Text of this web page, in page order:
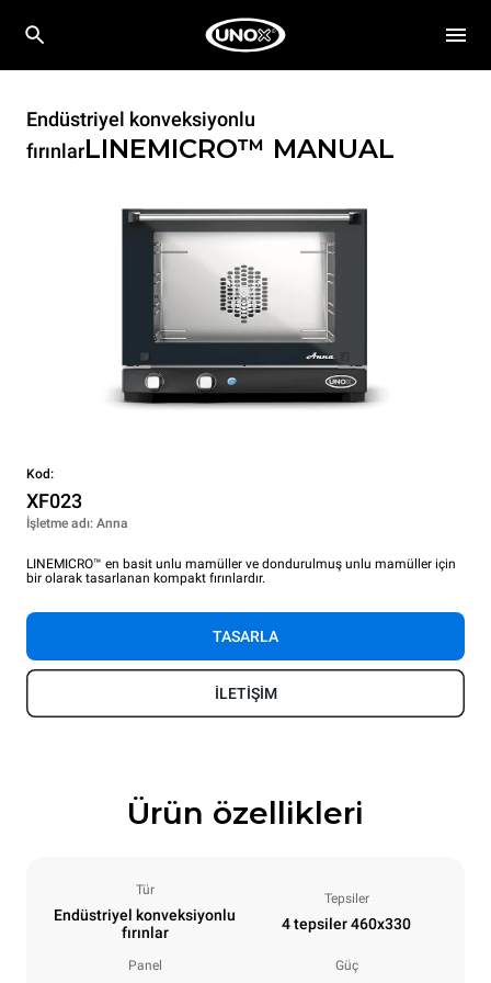
Endüstriyel konveksiyonlu
fırınlarLINEMICRO™ MANUAL
Kod:
XF023
İşletme adı: Anna
LINEMICRO™ en basit unlu mamüller ve dondurulmuş unlu mamüller için
bir olarak tasarlanan kompakt fırınlardır.
TASARLA
İLETİŞİM
Ürün özellikleri
Tür
Endüstriyel konveksiyonlu
fırınlar
Tepsiler
4 tepsiler 460x330
Panel Güç